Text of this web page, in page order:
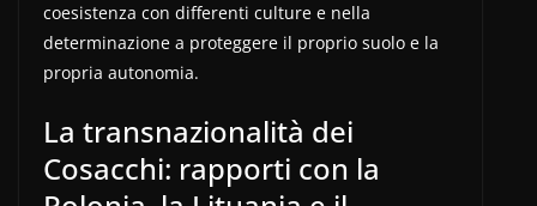
coesistenza con differenti culture e nella
determinazione a proteggere il proprio suolo e la
propria autonomia.
La transnazionalità dei
Cosacchi: rapporti con la